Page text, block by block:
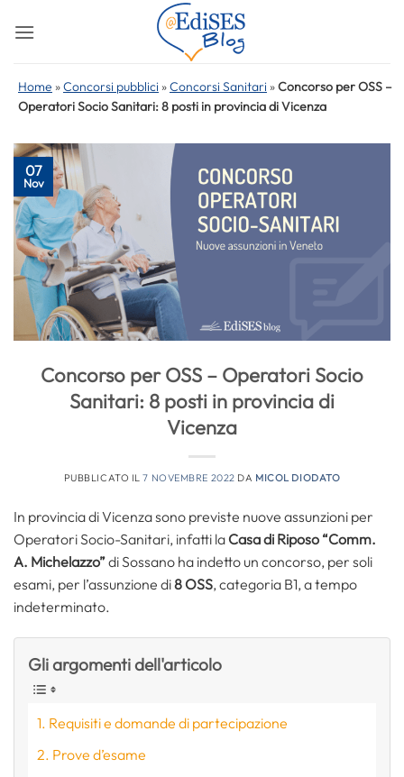
Home »Concorsi pubblici »Concorsi Sanitari »Concorso per OSS –
Operatori Socio Sanitari: 8 posti in provincia di Vicenza
07
Nov
Concorso per OSS – Operatori Socio
Sanitari: 8 posti in provincia di
Vicenza
PUBBLICATO IL7 NOVEMBRE 2022 DA MICOL DIODATO
In provincia di Vicenza sono previste nuove assunzioni per
Operatori Socio-Sanitari, infatti la Casa di Riposo “Comm.
A. Michelazzo”di Sossano ha indetto un concorso, per soli
esami, per l’assunzione di8 OSS, categoria B1, a tempo
indeterminato.
Gli argomenti dell'articolo
Requisiti e domande di partecipazione
Prove d’esame